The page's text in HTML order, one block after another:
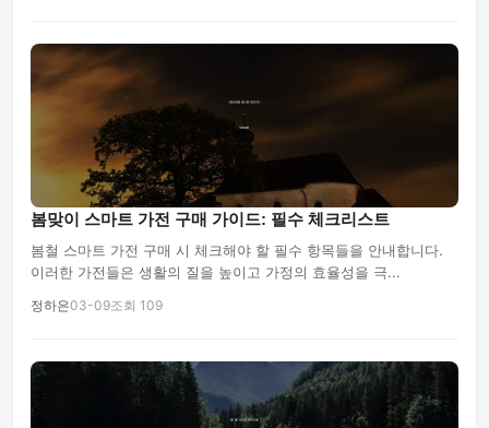
봄맞이 스마트 가전 구매 가이드: 필수 체크리스트
봄철 스마트 가전 구매 시 체크해야 할 필수 항목들을 안내합니다.
이러한 가전들은 생활의 질을 높이고 가정의 효율성을 극...
정하은03-09조회 109